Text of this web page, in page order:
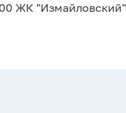
ЖК